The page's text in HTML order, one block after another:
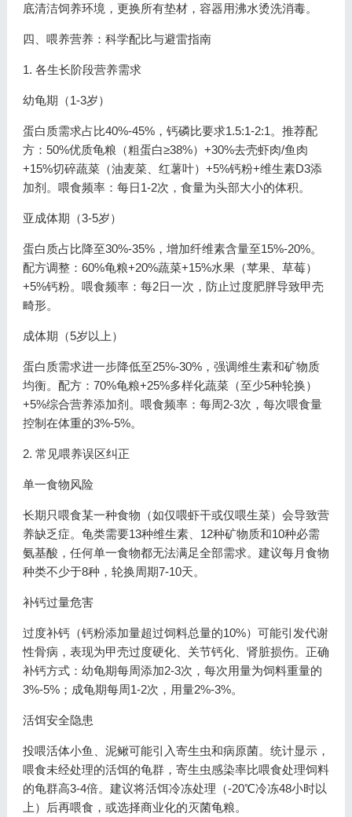
底清洁饲养环境，更换所有垫材，容器用沸水烫洗消毒。
四、喂养营养：科学配比与避雷指南
1. 各生长阶段营养需求
幼龟期（1-3岁）
蛋白质需求占比40%-45%，钙磷比要求1.5:1-2:1。推荐配
方：50%优质龟粮（粗蛋白≥38%）+30%去壳虾肉/鱼肉
+15%切碎蔬菜（油麦菜、红薯叶）+5%钙粉+维生素D3添
加剂。喂食频率：每日1-2次，食量为头部大小的体积。
亚成体期（3-5岁）
蛋白质占比降至30%-35%，增加纤维素含量至15%-20%。
配方调整：60%龟粮+20%蔬菜+15%水果（苹果、草莓）
+5%钙粉。喂食频率：每2日一次，防止过度肥胖导致甲壳
畸形。
成体期（5岁以上）
蛋白质需求进一步降低至25%-30%，强调维生素和矿物质
均衡。配方：70%龟粮+25%多样化蔬菜（至少5种轮换）
+5%综合营养添加剂。喂食频率：每周2-3次，每次喂食量
控制在体重的3%-5%。
2. 常见喂养误区纠正
单一食物风险
长期只喂食某一种食物（如仅喂虾干或仅喂生菜）会导致营
养缺乏症。龟类需要13种维生素、12种矿物质和10种必需
氨基酸，任何单一食物都无法满足全部需求。建议每月食物
种类不少于8种，轮换周期7-10天。
补钙过量危害
过度补钙（钙粉添加量超过饲料总量的10%）可能引发代谢
性骨病，表现为甲壳过度硬化、关节钙化、肾脏损伤。正确
补钙方式：幼龟期每周添加2-3次，每次用量为饲料重量的
3%-5%；成龟期每周1-2次，用量2%-3%。
活饵安全隐患
投喂活体小鱼、泥鳅可能引入寄生虫和病原菌。统计显示，
喂食未经处理的活饵的龟群，寄生虫感染率比喂食处理饲料
的龟群高3-4倍。建议将活饵冷冻处理（-20℃冷冻48小时以
上）后再喂食，或选择商业化的灭菌龟粮。